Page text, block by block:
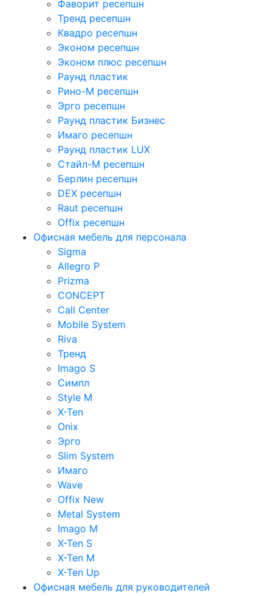
Фаворит ресепшн
Тренд ресепшн
Квадро ресепшн
Эконом ресепшн
Эконом плюс ресепшн
Раунд пластик
Рино-М ресепшн
Эрго ресепшн
Раунд пластик Бизнес
Имаго ресепшн
Раунд пластик LUX
Стайл-М ресепшн
Берлин ресепшн
DEX ресепшн
Raut ресепшн
Offix ресепшн
Офисная мебель для персонала
Sigma
Allegro P
Prizma
CONCEPT
Call Center
Mobile System
Riva
Тренд
Imago S
Симпл
Style M
X-Ten
Onix
Эрго
Slim System
Имаго
Wave
Offix New
Metal System
Imago M
X-Ten S
X-Ten M
X-Ten Up
Офисная мебель для руководителей